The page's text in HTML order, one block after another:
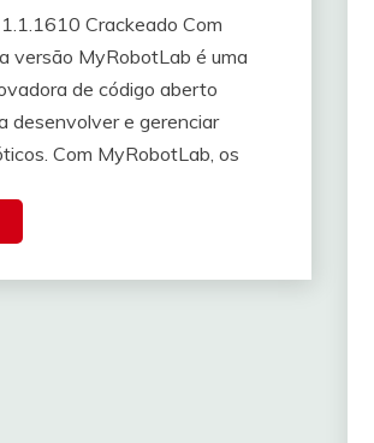
Crackeado Com
versão MyRobotLab é uma
de código aberto
desenvolver e gerenciar
Com MyRobotLab, os